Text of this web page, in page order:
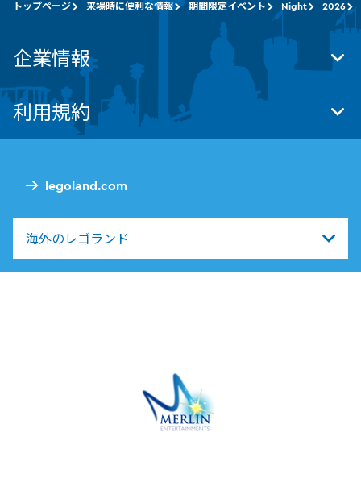
legoland.com
海外のレゴランド
トップページ 来場時に便利な情報 期間限定イベント Night 2026
企業情報
利用規約